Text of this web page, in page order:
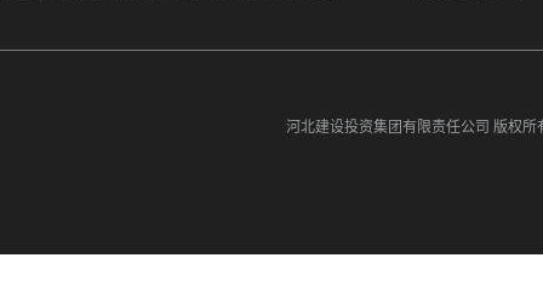
河北建设投资集团有限责任公司 版权所